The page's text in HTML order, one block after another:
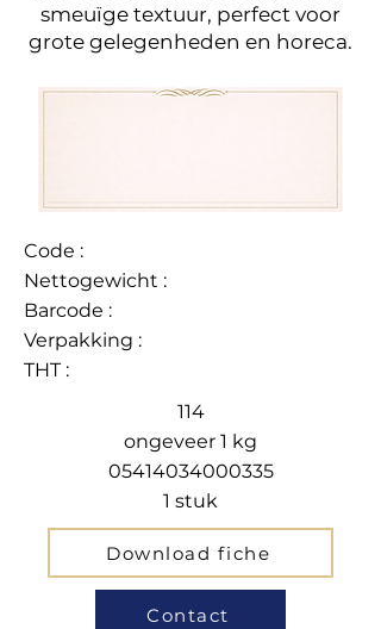
smeuïge textuur, perfect voor
grote gelegenheden en horeca.
Code :
Nettogewicht :
Barcode :
Verpakking :
THT :
114
ongeveer 1 kg
05414034000335
1 stuk
Download fiche
Contact